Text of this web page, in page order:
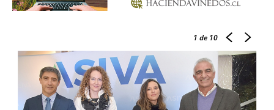
1 de 10